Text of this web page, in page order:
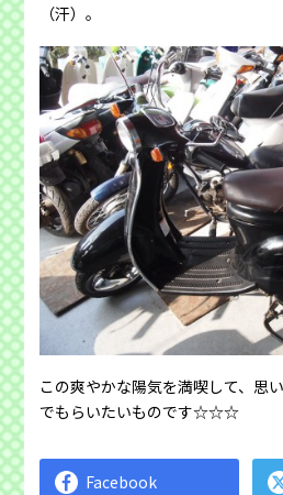
（汗）。
この爽やかな陽気を満喫して、思
でもらいたいものです☆☆☆
Facebook